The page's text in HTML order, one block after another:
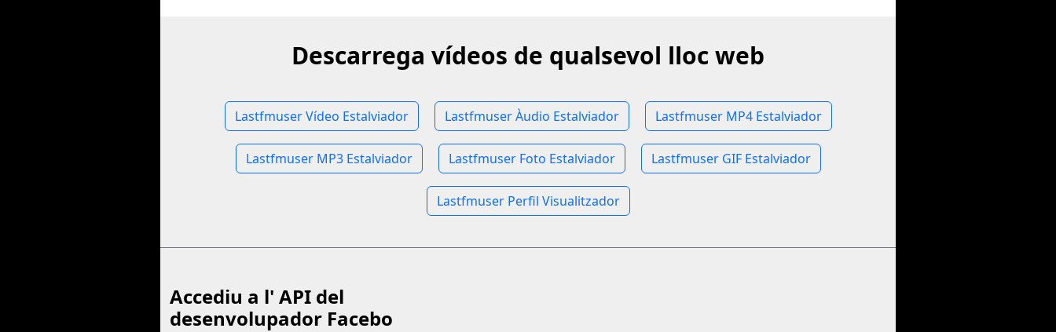
Descarrega vídeos de qualsevol lloc web
Lastfmuser Vídeo Estalviador Lastfmuser Àudio Estalviador Lastfmuser MP4 Estalviador
Lastfmuser MP3 Estalviador Lastfmuser Foto Estalviador Lastfmuser GIF Estalviador
Lastfmuser Perfil Visualitzador
Accediu a l' API del
desenvolupador Facebo